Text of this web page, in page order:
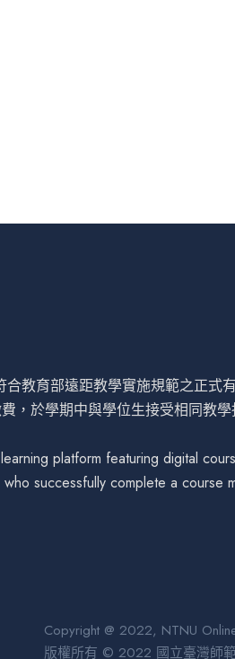
教育部遠距教學實施規範之正式
，於學期中與學位生接受相同教
platform featuring digital
successfully complete a course
Copyright @ 2022, NTNU
版權所有 © 2022 國立臺灣師